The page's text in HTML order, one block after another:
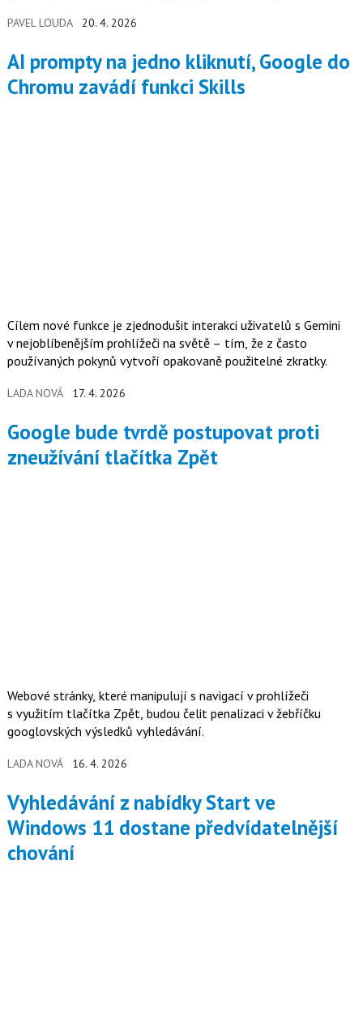
PAVEL LOUDA 20. 4. 2026
AI prompty na jedno kliknutí, Google do
Chromu zavádí funkci Skills
Cílem nové funkce je zjednodušit interakci uživatelů s Gemini
v nejoblíbenějším prohlížeči na světě – tím, že z často
používaných pokynů vytvoří opakovaně použitelné zkratky.
LADA NOVÁ 17. 4. 2026
Google bude tvrdě postupovat proti
zneužívání tlačítka Zpět
Webové stránky, které manipulují s navigací v prohlížeči
s využitím tlačítka Zpět, budou čelit penalizaci v žebříčku
googlovských výsledků vyhledávání.
LADA NOVÁ 16. 4. 2026
Vyhledávání z nabídky Start ve
Windows 11 dostane předvídatelnější
chování